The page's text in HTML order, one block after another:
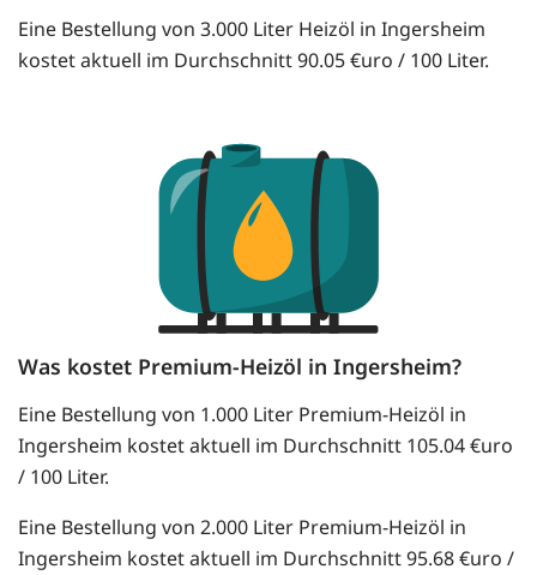
Eine Bestellung von 3.000 Liter Heizöl in Ingersheim
kostet aktuell im Durchschnitt 90.05 €uro / 100 Liter.
Was kostet Premium-Heizöl in Ingersheim?
Eine Bestellung von 1.000 Liter Premium-Heizöl in
Ingersheim kostet aktuell im Durchschnitt 105.04 €uro
/ 100 Liter.
Eine Bestellung von 2.000 Liter Premium-Heizöl in
Ingersheim kostet aktuell im Durchschnitt 95.68 €uro /